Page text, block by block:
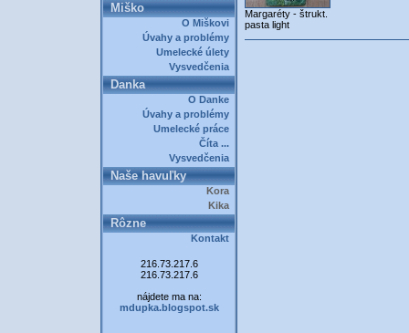
Miško
O Miškovi
Úvahy a problémy
Umelecké úlety
Vysvedčenia
Danka
O Danke
Úvahy a problémy
Umelecké práce
Číta ...
Vysvedčenia
Naše havuľky
Kora
Kika
Rôzne
Kontakt
216.73.217.6
216.73.217.6
nájdete ma na:
mdupka.blogspot.sk
Margaréty - štrukt.
pasta light